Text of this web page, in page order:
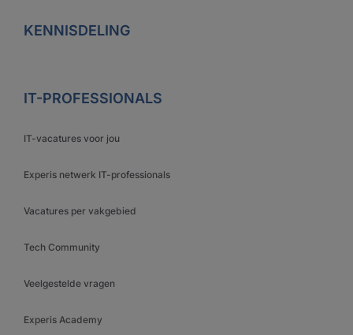
KENNISDELING
IT-PROFESSIONALS
IT-vacatures voor jou
Experis netwerk IT-professionals
Vacatures per vakgebied
Tech Community
Veelgestelde vragen
Experis Academy